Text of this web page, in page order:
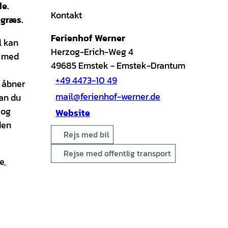
kan
du
Kontakt
Ferienhof Werner
Herzog-Erich-Weg 4
49685Emstek- Emstek-Drantum
+49 4473-10 49
mail@ferienhof-werner.de
Website
Rejs med bil
Rejse med offentlig transport